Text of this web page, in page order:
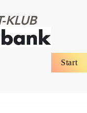
KLUB
Start